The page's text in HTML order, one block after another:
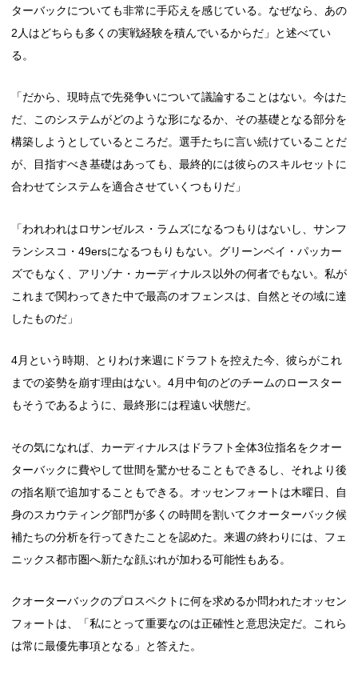
ターバックについても非常に手応えを感じている。なぜなら、あの
2人はどちらも多くの実戦経験を積んでいるからだ」と述べてい
る。
「だから、現時点で先発争いについて議論することはない。今はた
だ、このシステムがどのような形になるか、その基礎となる部分を
構築しようとしているところだ。選手たちに言い続けていることだ
が、目指すべき基礎はあっても、最終的には彼らのスキルセットに
合わせてシステムを適合させていくつもりだ」
「われわれはロサンゼルス・ラムズになるつもりはないし、サンフ
ランシスコ・49ersになるつもりもない。グリーンベイ・パッカー
ズでもなく、アリゾナ・カーディナルス以外の何者でもない。私が
これまで関わってきた中で最高のオフェンスは、自然とその域に達
したものだ」
4月という時期、とりわけ来週にドラフトを控えた今、彼らがこれ
までの姿勢を崩す理由はない。4月中旬のどのチームのロースター
もそうであるように、最終形には程遠い状態だ。
その気になれば、カーディナルスはドラフト全体3位指名をクオー
ターバックに費やして世間を驚かせることもできるし、それより後
の指名順で追加することもできる。オッセンフォートは木曜日、自
身のスカウティング部門が多くの時間を割いてクオーターバック候
補たちの分析を行ってきたことを認めた。来週の終わりには、フェ
ニックス都市圏へ新たな顔ぶれが加わる可能性もある。
クオーターバックのプロスペクトに何を求めるか問われたオッセン
フォートは、「私にとって重要なのは正確性と意思決定だ。これら
は常に最優先事項となる」と答えた。